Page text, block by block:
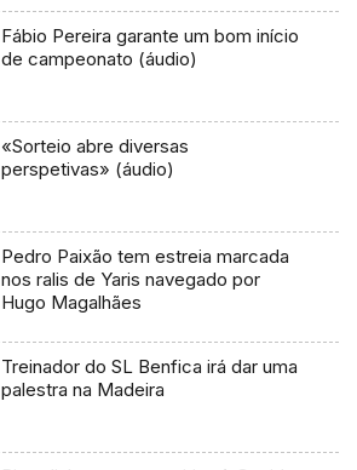
Fábio Pereira garante um bom início
de campeonato (áudio)
«Sorteio abre diversas
perspetivas» (áudio)
Pedro Paixão tem estreia marcada
nos ralis de Yaris navegado por
Hugo Magalhães
Treinador do SL Benfica irá dar uma
palestra na Madeira